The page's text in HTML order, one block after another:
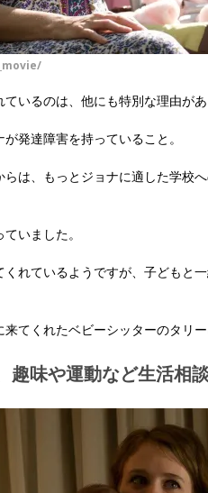
いるのは、他にも特別な理由があ
発達障害を持っていること。
は、もっとジョナに適した学校
いました。
くれているようですが、子どもと
てくれたベビーシッターのタリ
趣味や運動など生活相